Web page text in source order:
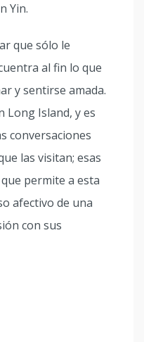
Yin.
que sólo le
al fin lo que
y sentirse amada.
Long Island, y es
conversaciones
las visitan; esas
permite a esta
afectivo de una
con sus